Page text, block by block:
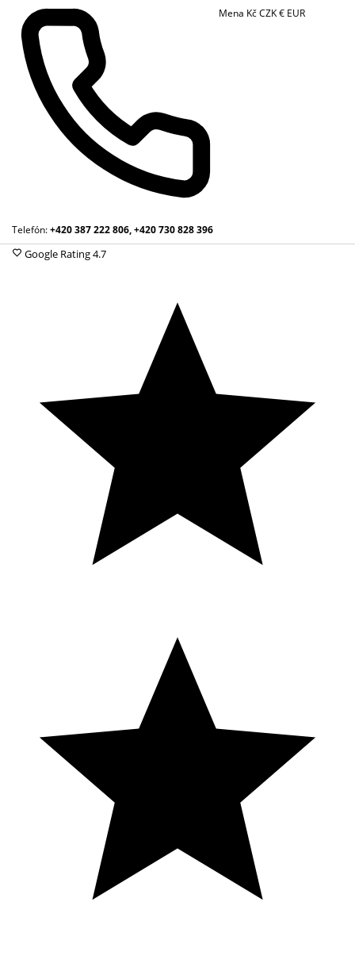
Telefón:+420 387 222 806, +420 730 828 396
Mena KčCZK€ EUR
Google Rating4.7